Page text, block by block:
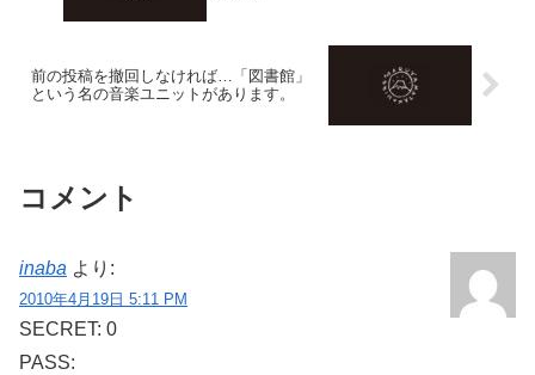
前の投稿を撤回しなければ…「図書館」
という名の音楽ユニットがあります。
コメント
inaba より:
2010年4月19日 5:11 PM
SECRET: 0
PASS: